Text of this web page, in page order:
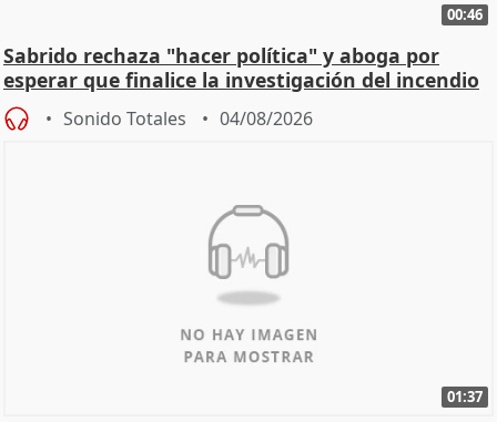
00:46
Sabrido rechaza "hacer política" y aboga por
esperar que finalice la investigación del incendio
Sonido Totales 04/08/2026
01:37